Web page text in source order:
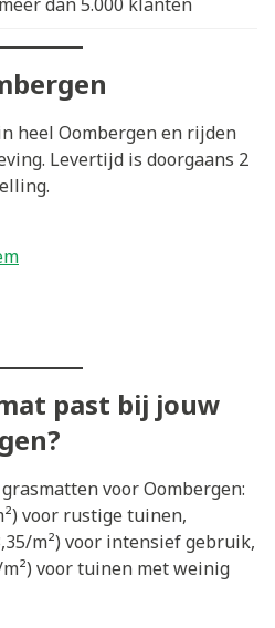
heel Oombergen en rijden
Levertijd is doorgaans 2
past bij jouw
voor Oombergen:
voor rustige tuinen,
m²) voor intensief gebruik,
voor tuinen met weinig